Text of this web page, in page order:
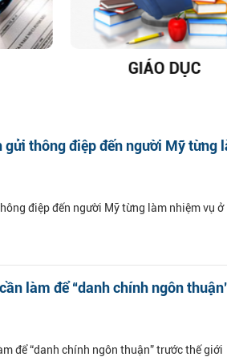
GIÁO DỤC
gửi thông điệp đến người Mỹ từng
điệp đến người Mỹ từng làm nhiệm vụ ở
làm để “danh chính ngôn
để “danh chính ngôn thuận” trước thế giới